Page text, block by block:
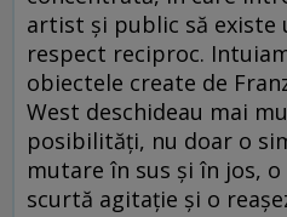
artist și public să existe
respect reciproc.
obiectele create de
West deschideau mai
posibilități, nu doar o
mutare în sus și în jos, o
scurtă agitație și o